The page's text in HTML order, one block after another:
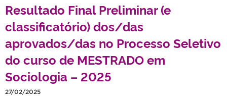
Resultado Final Preliminar (e
classificatório) dos/das
aprovados/das no Processo Seletivo
do curso de MESTRADO em
Sociologia – 2025
27/02/2025